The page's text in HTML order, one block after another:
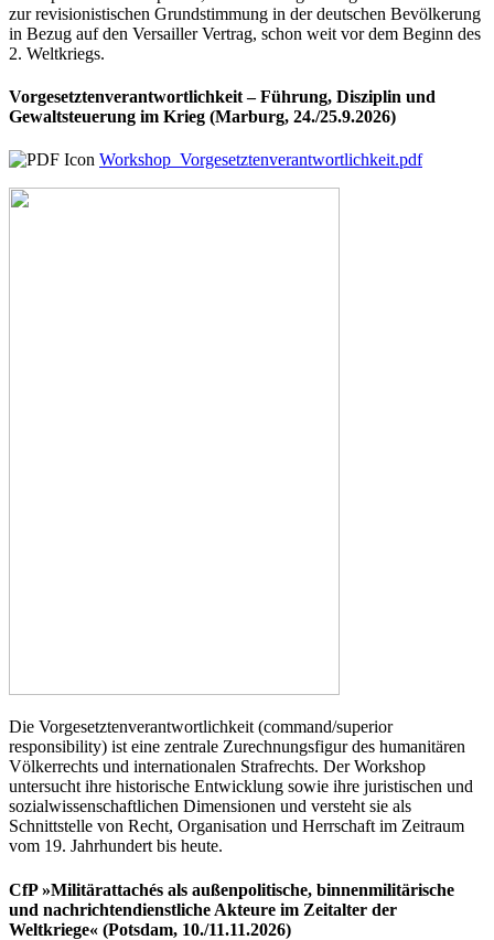
zur revisionistischen Grundstimmung in der deutschen Bevölkerung
in Bezug auf den Versailler Vertrag, schon weit vor dem Beginn des
2. Weltkriegs.
Vorgesetztenverantwortlichkeit – Führung, Disziplin und
Gewaltsteuerung im Krieg (Marburg, 24./25.9.2026)
Workshop_Vorgesetztenverantwortlichkeit.pdf
Die Vorgesetztenverantwortlichkeit (command/superior
responsibility) ist eine zentrale Zurechnungsfigur des humanitären
Völkerrechts und internationalen Strafrechts. Der Workshop
untersucht ihre historische Entwicklung sowie ihre juristischen und
sozialwissenschaftlichen Dimensionen und versteht sie als
Schnittstelle von Recht, Organisation und Herrschaft im Zeitraum
vom 19. Jahrhundert bis heute.
CfP »Militärattachés als außenpolitische, binnenmilitärische
und nachrichtendienstliche Akteure im Zeitalter der
Weltkriege« (Potsdam, 10./11.11.2026)